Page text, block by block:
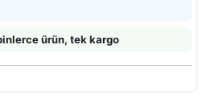
ürün, tek kargo